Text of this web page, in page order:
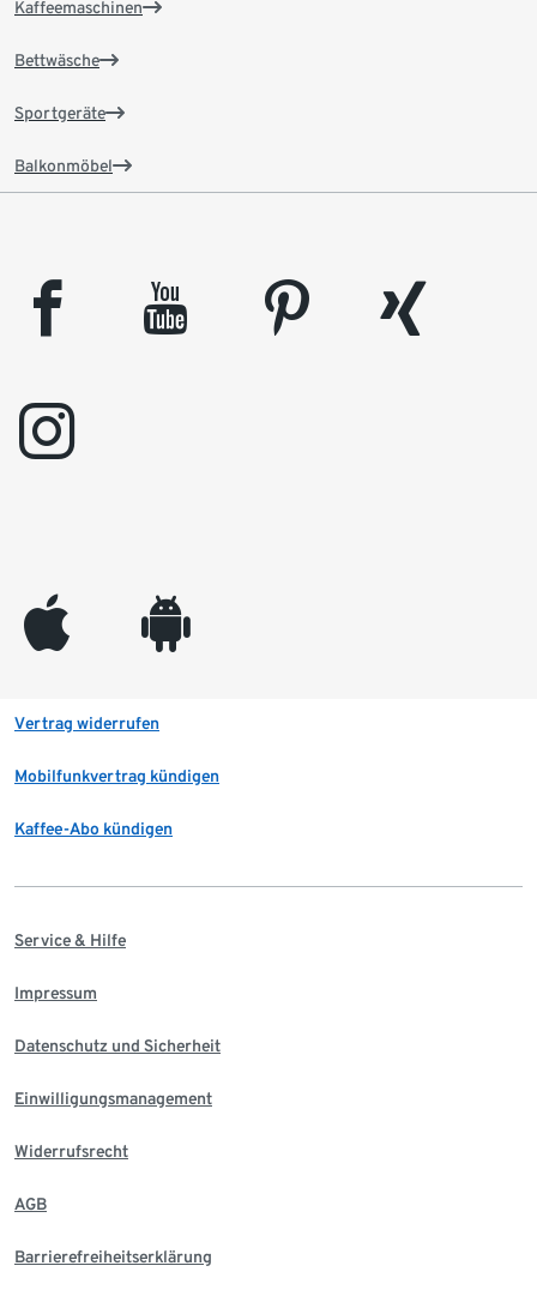
Kaffeemaschinen
Bettwäsche
Sportgeräte
Balkonmöbel
facebook youtube pinterest
xing
instagram
appleinc android
Vertrag widerrufen
Mobilfunkvertrag kündigen
Kaffee-Abo kündigen
Service & Hilfe
Impressum
Datenschutz und Sicherheit
Einwilligungsmanagement
Widerrufsrecht
AGB
Barrierefreiheitserklärung